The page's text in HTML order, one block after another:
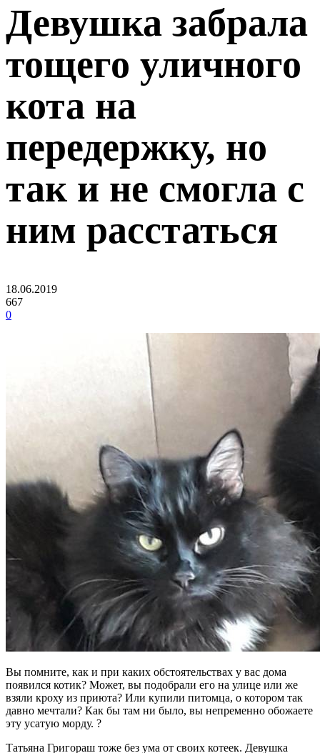
Девушка забрала
тощего уличного
кота на
передержку, но
так и не смогла с
ним расстаться
18.06.2019
667
0
Вы помните, как и при каких обстоятельствах у вас дома
появился котик? Может, вы подобрали его на улице или же
взяли кроху из приюта? Или купили питомца, о котором так
давно мечтали? Как бы там ни было, вы непременно обожаете
эту усатую морду. ?
Татьяна Григораш тоже без ума от своих котеек. Девушка